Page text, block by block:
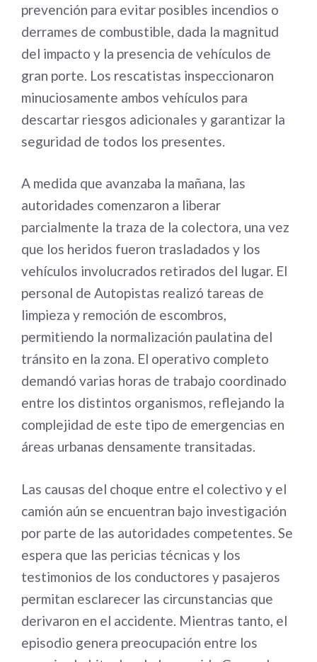
prevención para evitar posibles incendios o
derrames de combustible, dada la magnitud
del impacto y la presencia de vehículos de
gran porte. Los rescatistas inspeccionaron
minuciosamente ambos vehículos para
descartar riesgos adicionales y garantizar la
seguridad de todos los presentes.
A medida que avanzaba la mañana, las
autoridades comenzaron a liberar
parcialmente la traza de la colectora, una vez
que los heridos fueron trasladados y los
vehículos involucrados retirados del lugar. El
personal de Autopistas realizó tareas de
limpieza y remoción de escombros,
permitiendo la normalización paulatina del
tránsito en la zona. El operativo completo
demandó varias horas de trabajo coordinado
entre los distintos organismos, reflejando la
complejidad de este tipo de emergencias en
áreas urbanas densamente transitadas.
Las causas del choque entre el colectivo y el
camión aún se encuentran bajo investigación
por parte de las autoridades competentes. Se
espera que las pericias técnicas y los
testimonios de los conductores y pasajeros
permitan esclarecer las circunstancias que
derivaron en el accidente. Mientras tanto, el
episodio genera preocupación entre los